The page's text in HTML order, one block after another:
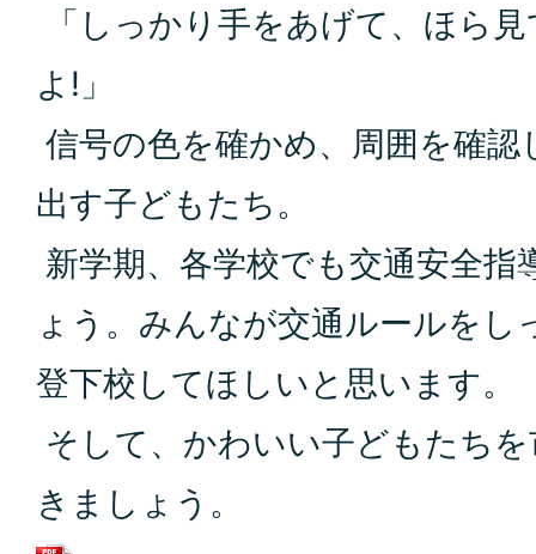
「しっかり手をあげて、ほら
よ!」
信号の色を確かめ、周囲を確
出す子どもたち。
新学期、各学校でも交通安全
ょう。みんなが交通ルールをし
登下校してほしいと思います。
そして、かわいい子どもたち
きましょう。